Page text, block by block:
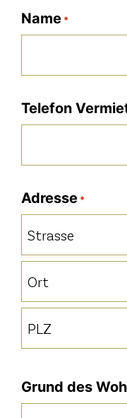
Name *
Telefon
Adresse *
Grund des